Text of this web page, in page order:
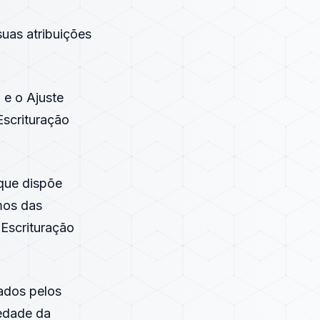
atribuições
e o Ajuste
dispõe
das
pelos
da